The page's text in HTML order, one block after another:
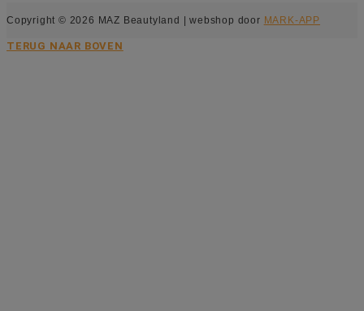
Copyright © 2026 MAZ Beautyland | webshop door MARK-APP
TERUG NAAR BOVEN